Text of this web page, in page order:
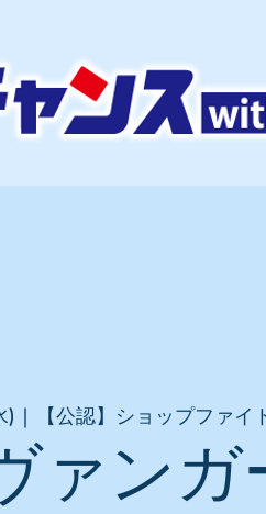
)
  |
【公認】ショップファイ
ァンガ